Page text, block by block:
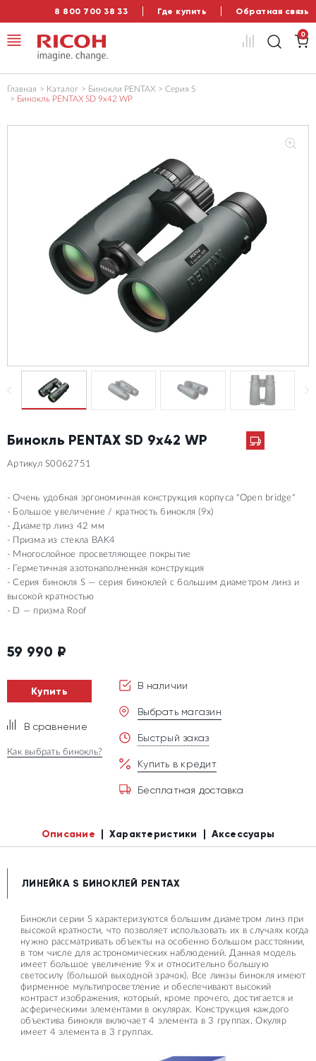
8 800 700 38 33 Где купить Обратная связь
0
Главная Каталог Бинокли PENTAX
Серия S
Бинокль PENTAX SD 9x42 WP
Бинокль PENTAX SD 9x42 WP
Артикул S0062751
Очень удобная эргономичная конструкция корпуса "Open bridge"
Большое увеличение / кратность бинокля (9х)
Диаметр линз 42 мм
Призма из стекла BAK4
Многослойное просветляющее покрытие
Герметичная азотонаполненная конструкция
Серия бинокля S — серия биноклей с большим диаметром линз и
высокой кратностью
D — призма Roof
59 990 ₽
Купить
В сравнение
Как выбрать бинокль?
В наличии
Выбрать магазин
Быстрый заказ
Купить в кредит
Бесплатная доставка
Описание Характеристики Аксессуары
ЛИНЕЙКА S БИНОКЛЕЙ PENTAX
Бинокли серии S характеризуются большим диаметром линз при
высокой кратности, что позволяет использовать их в случаях когда
нужно рассматривать объекты на особенно большом расстоянии,
в том числе для астрономических наблюдений. Данная модель
имеет большое увеличение 9х и относительно большую
светосилу (большой выходной зрачок). Все линзы бинокля имеют
фирменное мультипросветление и обеспечивают высокий
контраст изображения, который, кроме прочего, достигается и
асферическими элементами в окулярах. Конструкция каждого
объектива бинокля включает 4 элемента в 3 группах. Окуляр
имеет 4 элемента в 3 группах.